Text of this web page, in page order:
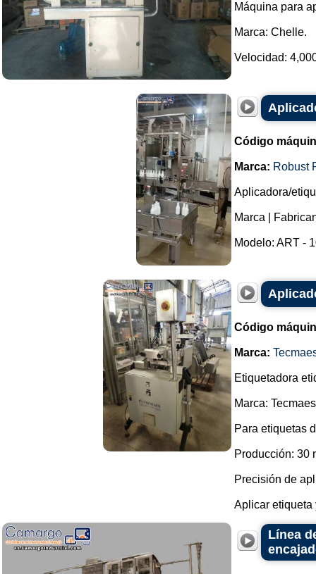
Máquina para
Marca: Chelle.
Velocidad:
Código
Marca: Robust
Aplicadora/
Marca |
Modelo: ART -
Código
Marca:
Etiquetadora
Marca:
Para etiquetas
Producción: 30
Precisión de
Aplicar etiqueta
Línea